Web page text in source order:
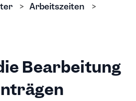
Arbeitszeiten
Bearbeitung